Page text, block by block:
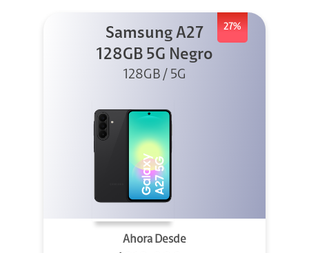
27%
Samsung A27
128GB 5G Negro
128GB / 5G
Ahora Desde